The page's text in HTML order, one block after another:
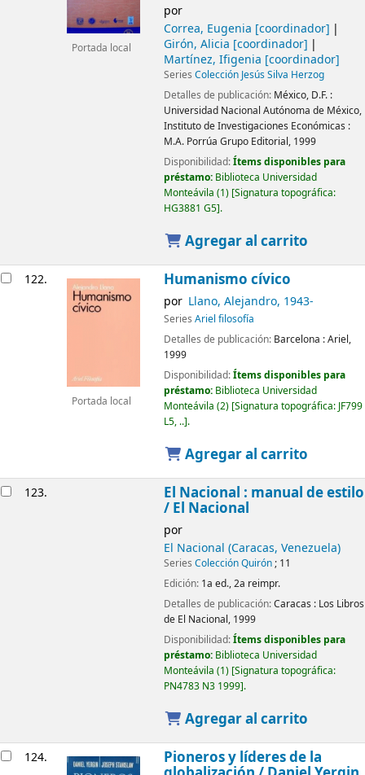
Portada local
por
Correa, Eugenia [coordinador]
Girón, Alicia [coordinador]
Martínez, Ifigenia [coordinador]
Series Colección Jesús Silva Herzog
Detalles de publicación: México, D.F. :
Universidad Nacional Autónoma de México,
Instituto de Investigaciones Económicas :
M.A. Porrúa Grupo Editorial, 1999
Disponibilidad:Ítems disponibles para
préstamo: Biblioteca Universidad
Monteávila (1) Signatura topográfica:
HG3881 G5 .
Agregar al carrito
122.
Portada local
Humanismo cívico
por Llano, Alejandro, 1943-
Series Ariel filosofía
Detalles de publicación: Barcelona :Ariel,
1999
Disponibilidad:Ítems disponibles para
préstamo: Biblioteca Universidad
Monteávila (2) Signatura topográfica: JF799
L5, .. .
Agregar al carrito
123. El Nacional : manual de estilo
/ El Nacional
por
El Nacional (Caracas, Venezuela)
Series Colección Quirón; 11
Edición: 1a ed., 2a reimpr.
Detalles de publicación:Caracas : Los Libros
de El Nacional, 1999
Disponibilidad:Ítems disponibles para
préstamo: Biblioteca Universidad
Monteávila (1) Signatura topográfica:
PN4783 N3 1999 .
Agregar al carrito
124. Pioneros y líderes de la